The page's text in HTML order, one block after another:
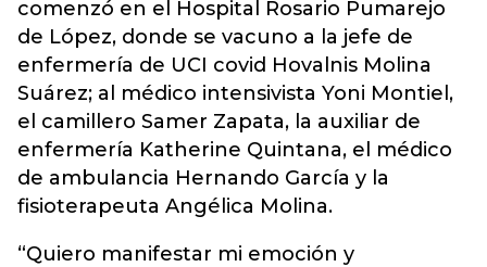
comenzó en el Hospital Rosario Pumarejo
de López, donde se vacuno a la jefe de
enfermería de UCI covid Hovalnis Molina
Suárez; al médico intensivista Yoni Montiel,
el camillero Samer Zapata, la auxiliar de
enfermería Katherine Quintana, el médico
de ambulancia Hernando García y la
fisioterapeuta Angélica Molina.
“Quiero manifestar mi emoción y